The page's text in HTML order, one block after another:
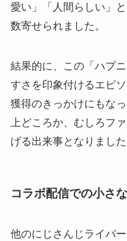
愛い」「人間らしい」
数寄せられました。
結果的に、この「ハプ
すさを印象付けるエピ
獲得のきっかけにもな
上どころか、むしろフ
げる出来事となりました
コラボ配信での小さ
他のにじさんじライバ